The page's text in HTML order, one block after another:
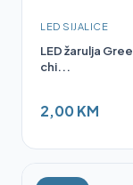
LED SIJALICE
LED žarulja
chi...
2,00 KM